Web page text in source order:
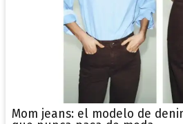
Mom jeans: el modelo de